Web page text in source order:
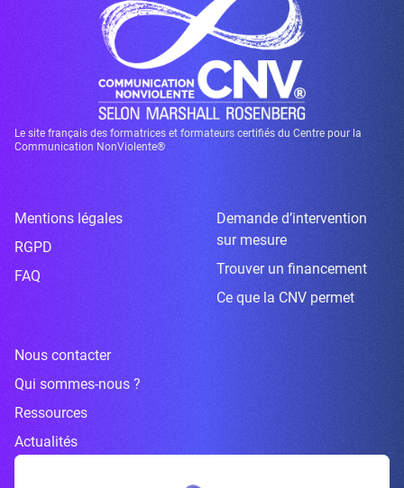
Le site français des formatrices et formateurs certifiés du Centre pour la
Communication NonViolente®
Mentions légales
RGPD
FAQ
Demande d’intervention
sur mesure
Trouver un financement
Ce que la CNV permet
Nous contacter
Qui sommes-nous ?
Ressources
Actualités